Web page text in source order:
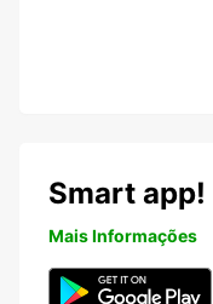
Smart
Mais Informações